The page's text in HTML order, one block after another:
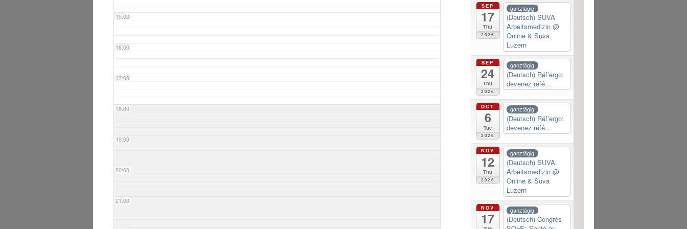
15:00
16:00
17:00
18:00
19:00
20:00
21:00
SEP
17
Thu
2026
ganztägig
(Deutsch) SUVA
Arbeitsmedizin @
Online & Suva
Luzern
SEP
24
Thu
2026
ganztägig
(Deutsch) Réf’ergo:
devenez réfé...
OCT
6
Tue
2026
ganztägig
(Deutsch) Réf’ergo:
devenez réfé...
NOV
12
Thu
2026
ganztägig
(Deutsch) SUVA
Arbeitsmedizin @
Online & Suva
Luzern
NOV
17
ganztägig
(Deutsch) Congrès